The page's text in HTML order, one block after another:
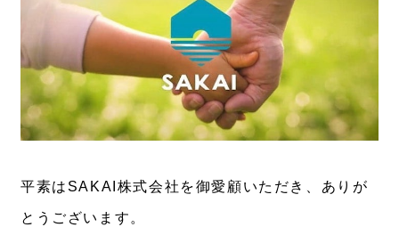
平素はSAKAI株式会社を御愛顧いただき、ありが
とうございます。